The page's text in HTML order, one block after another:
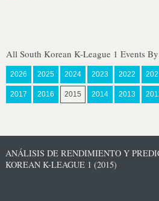
All South Korean K-League 1 Events By
2026 2025 2024 2023 2022
2017 2016 2015 2014 2013
ANÁLISIS DE RENDIMIENTO Y
KOREAN K-LEAGUE 1 (2015)